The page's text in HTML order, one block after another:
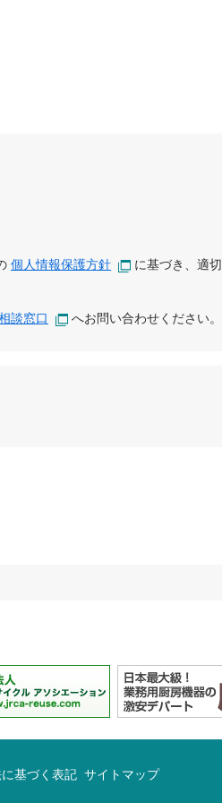
個人情報保護方針
に基づき、適切
談窓口 へお問い合わせください。
基づく表記 サイトマップ